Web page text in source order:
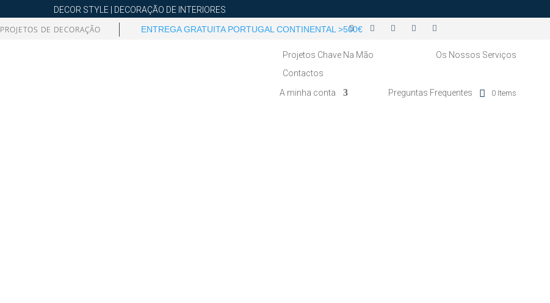
DECOR STYLE | DECORAÇÃO DE INTERIORES
PROJETOS DE DECORAÇÃO ENTREGA GRATUITA PORTUGAL CONTINENTAL >500€
Projetos Chave Na Mão
Os Nossos Serviços
Contactos
A minha conta
Preguntas Frequentes 0 Items